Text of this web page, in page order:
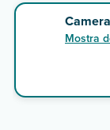
Mostra